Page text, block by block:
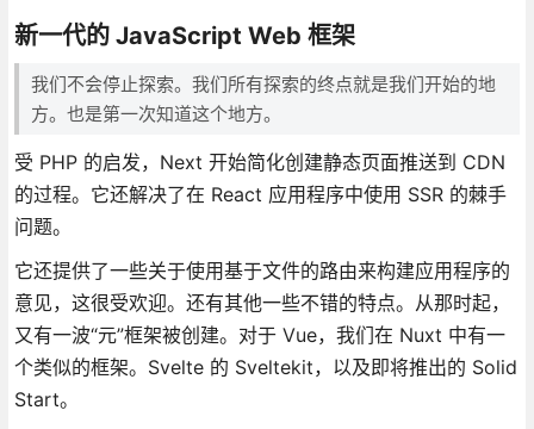
新一代的 JavaScript Web 框架
我们不会停止探索。我们所有探索的终点就是我们开始的地
方。也是第一次知道这个地方。
受 PHP 的启发，Next 开始简化创建静态页面推送到 CDN
的过程。它还解决了在 React 应用程序中使用 SSR 的棘手
问题。
它还提供了一些关于使用基于文件的路由来构建应用程序的
意见，这很受欢迎。还有其他一些不错的特点。从那时起，
又有一波“元”框架被创建。对于 Vue，我们在 Nuxt 中有一
个类似的框架。Svelte 的 Sveltekit，以及即将推出的 Solid
Start。